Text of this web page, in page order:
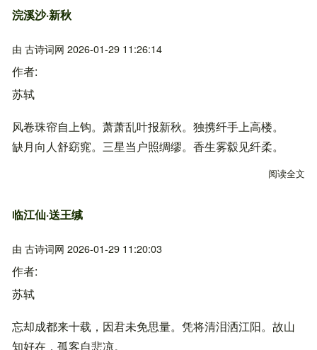
浣溪沙·新秋
由 古诗词网 2026-01-29 11:26:14
作者
苏轼
风卷珠帘自上钩。萧萧乱叶报新秋。独携纤手上高楼。
缺月向人舒窈窕。三星当户照绸缪。香生雾縠见纤柔。
阅读全文
临江仙·送王缄
由 古诗词网 2026-01-29 11:20:03
作者
苏轼
忘却成都来十载，因君未免思量。凭将清泪洒江阳。故山
知好在，孤客自悲凉。